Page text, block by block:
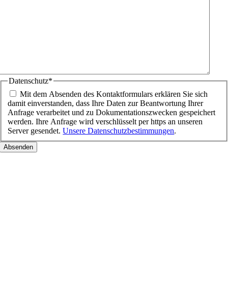
Datenschutz*
Mit dem Absenden des Kontaktformulars erklären Sie sich
damit einverstanden, dass Ihre Daten zur Beantwortung Ihrer
Anfrage verarbeitet und zu Dokumentationszwecken gespeichert
werden. Ihre Anfrage wird verschlüsselt per https an unseren
Server gesendet.Unsere Datenschutzbestimmungen.